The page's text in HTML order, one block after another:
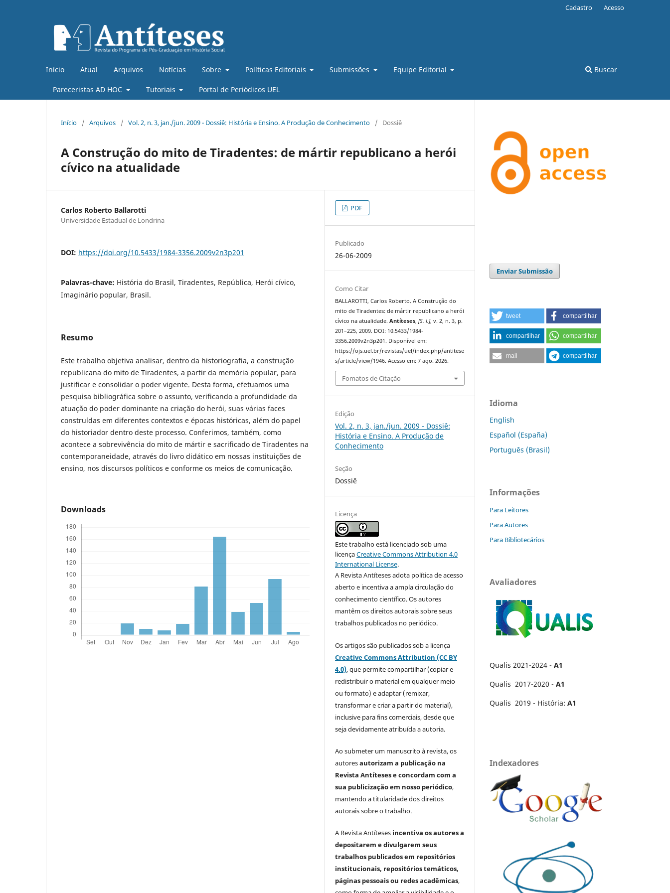
Início Atual Arquivos Notícias Sobre Políticas Editoriais Submissões Equipe Editorial
Pareceristas AD HOC Tutoriais Portal de Periódicos UEL
Buscar
Cadastro Acesso
Início / Arquivos / Vol. 2, n. 3, jan./jun. 2009 - Dossiê: História e Ensino. A Produção de Conhecimento / Dossiê
A Construção do mito de Tiradentes: de mártir republicano a herói
cívico na atualidade
Carlos Roberto Ballarotti
Universidade Estadual de Londrina
DOI: https://doi.org/10.5433/1984-3356.2009v2n3p201
Palavras-chave: História do Brasil, Tiradentes, República, Herói cívico,
Imaginário popular, Brasil.
Resumo
Este trabalho objetiva analisar, dentro da historiografia, a construção
republicana do mito de Tiradentes, a partir da memória popular, para
justificar e consolidar o poder vigente. Desta forma, efetuamos uma
pesquisa bibliográfica sobre o assunto, verificando a profundidade da
atuação do poder dominante na criação do herói, suas várias faces
construídas em diferentes contextos e épocas históricas, além do papel
do historiador dentro deste processo. Conferimos, também, como
acontece a sobrevivência do mito de mártir e sacrificado de Tiradentes na
contemporaneidade, através do livro didático em nossas instituições de
ensino, nos discursos políticos e conforme os meios de comunicação.
Downloads
PDF
Publicado
26-06-2009
Como Citar
BALLAROTTI, Carlos Roberto. A Construção do
mito de Tiradentes: de mártir republicano a herói
cívico na atualidade.Antíteses,[S. l.], v. 2, n. 3, p.
201–225, 2009. DOI: 10.5433/1984-
3356.2009v2n3p201. Disponível em:
https://ojs.uel.br/revistas/uel/index.php/antitese
s/article/view/1946. Acesso em: 7 ago. 2026.
Fomatos de Citação
Edição
Vol. 2, n. 3, jan./jun. 2009 - Dossiê:
História e Ensino. A Produção de
Conhecimento
Seção
Dossiê
Licença
Este trabalho está licenciado sob uma
licençaCreative Commons Attribution 4.0
International License.
A Revista Antíteses adota política de acesso
aberto e incentiva a ampla circulação do
conhecimento científico. Os autores
mantêm os direitos autorais sobre seus
trabalhos publicados no periódico.
Os artigos são publicados sob a licença
Creative Commons Attribution (CC BY
4.0), que permite compartilhar (copiar e
redistribuir o material em qualquer meio
ou formato) e adaptar (remixar,
transformar e criar a partir do material),
inclusive para fins comerciais, desde que
seja devidamente atribuída a autoria.
Ao submeter um manuscrito à revista, os
autoresautorizam a publicação na
Revista Antíteses e concordam com a
sua publicização em nosso periódico,
mantendo a titularidade dos direitos
autorais sobre o trabalho.
A Revista Antíteses incentiva os autores a
depositarem e divulgarem seus
trabalhos publicados em repositórios
institucionais, repositórios temáticos,
páginas pessoais ou redes acadêmicas,
Enviar Submissão
tweet compartilhar
compartilhar compartilhar
mail compartilhar
Idioma
English
Español (España)
Português (Brasil)
Informações
Para Leitores
Para Autores
Para Bibliotecários
Avaliadores
Qualis 2021-2024 - A1
Qualis 2017-2020 - A1
Qualis 2019 - História: A1
Indexadores